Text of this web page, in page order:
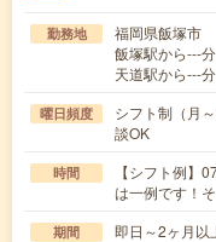
勤務地
福岡県飯塚市
飯塚駅から---
天道駅から---
曜日頻度
シフト制（月
談OK
時間
【シフト例】
は一例です！
期間 即日～2ヶ月以